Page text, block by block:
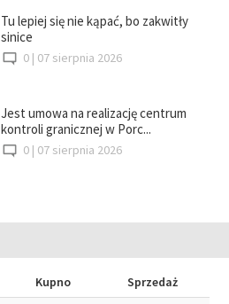
Tu lepiej się nie kąpać, bo zakwitły
sinice
0 | 07 sierpnia 2026
Jest umowa na realizację centrum
kontroli granicznej w Porc...
0 | 07 sierpnia 2026
Kupno
Sprzedaż